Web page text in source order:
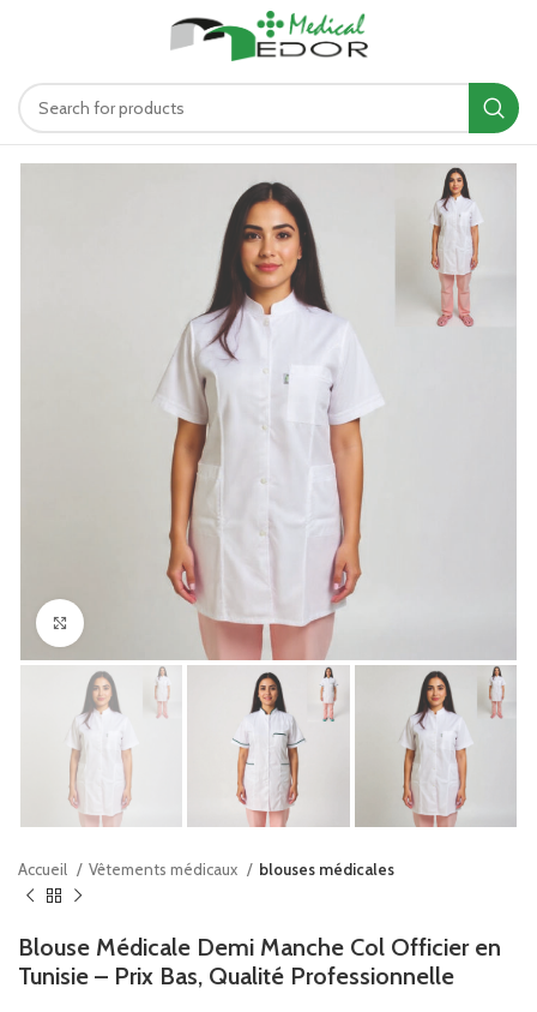
Accueil Vêtements médicaux blouses médicales
Blouse Médicale Demi Manche Col Officier en
Tunisie – Prix Bas, Qualité Professionnelle